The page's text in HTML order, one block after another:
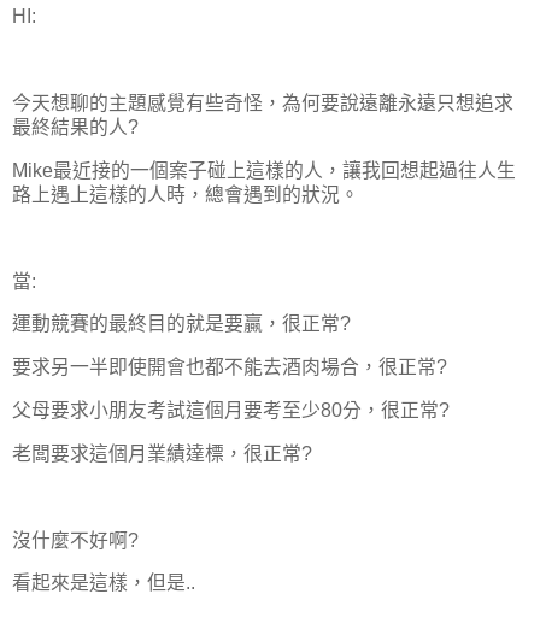
HI:
今天想聊的主題感覺有些奇怪，為何要說遠離永遠只想追求
最終結果的人?
Mike最近接的一個案子碰上這樣的人，讓我回想起過往人生
路上遇上這樣的人時，總會遇到的狀況。
當:
運動競賽的最終目的就是要贏，很正常?
要求另一半即使開會也都不能去酒肉場合，很正常?
父母要求小朋友考試這個月要考至少80分，很正常?
老闆要求這個月業績達標，很正常?
沒什麼不好啊?
看起來是這樣，但是..